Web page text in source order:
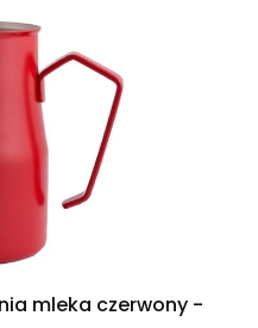
mleka czerwony -